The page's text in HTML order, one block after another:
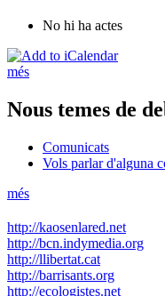
No hi ha actes
més
Nous temes de
Comunicats
Vols parlar d'alguna
més
http://kaosenlared.net
http://bcn.indymedia.org
http://llibertat.cat
http://barrisants.org
http://ecologistes.net